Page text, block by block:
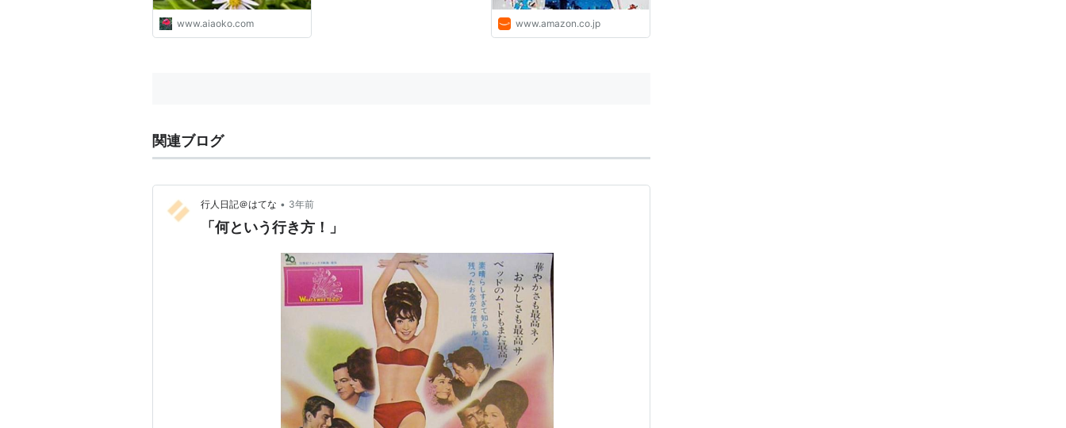
ト五嶋みどり(Midori)とジ
ョーン・バエズ(ガース・ブ
www.aiaoko.com
本), ジュリー・アンドリュー
ス (Unknown): DVD
www.amazon.co.jp
関連ブログ
行人日記＠はてな • 3年前
「何という行き方！」